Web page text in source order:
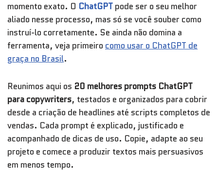
momento exato. O ChatGPT pode ser o seu melhor
aliado nesse processo, mas só se você souber como
instruí-lo corretamente. Se ainda não domina a
ferramenta, veja primeiro como usar o ChatGPT de
graça no Brasil.
Reunimos aqui os 20 melhores prompts ChatGPT
para copywriters, testados e organizados para cobrir
desde a criação de headlines até scripts completos de
vendas. Cada prompt é explicado, justificado e
acompanhado de dicas de uso. Copie, adapte ao seu
projeto e comece a produzir textos mais persuasivos
em menos tempo.